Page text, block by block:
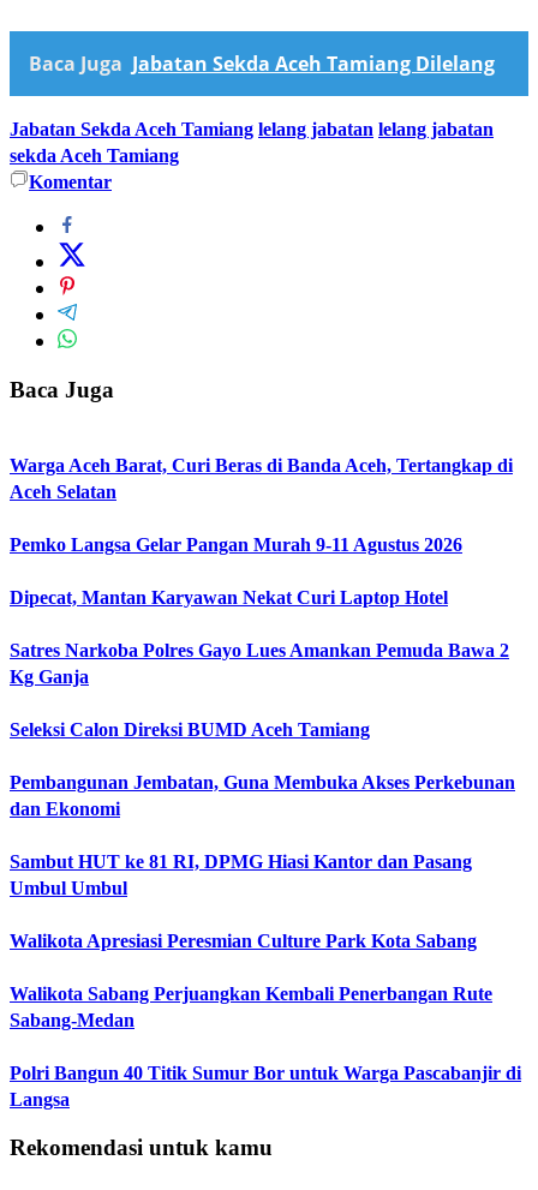
Baca Juga Jabatan Sekda Aceh Tamiang Dilelang
Jabatan Sekda Aceh Tamiang lelang jabatan lelang jabatan
sekda Aceh Tamiang
Komentar
Baca Juga
Warga Aceh Barat, Curi Beras di Banda Aceh, Tertangkap di
Aceh Selatan
Pemko Langsa Gelar Pangan Murah 9-11 Agustus 2026
Dipecat, Mantan Karyawan Nekat Curi Laptop Hotel
Satres Narkoba Polres Gayo Lues Amankan Pemuda Bawa 2
Kg Ganja
Seleksi Calon Direksi BUMD Aceh Tamiang
Pembangunan Jembatan, Guna Membuka Akses Perkebunan
dan Ekonomi
Sambut HUT ke 81 RI, DPMG Hiasi Kantor dan Pasang
Umbul Umbul
Walikota Apresiasi Peresmian Culture Park Kota Sabang
Walikota Sabang Perjuangkan Kembali Penerbangan Rute
Sabang-Medan
Polri Bangun 40 Titik Sumur Bor untuk Warga Pascabanjir di
Langsa
Rekomendasi untuk kamu